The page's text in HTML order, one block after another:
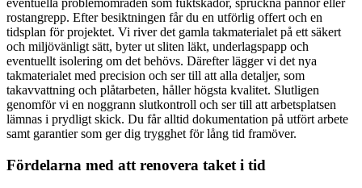
eventuella problemområden som fuktskador, spruckna pannor eller
rostangrepp. Efter besiktningen får du en utförlig offert och en
tidsplan för projektet. Vi river det gamla takmaterialet på ett säkert
och miljövänligt sätt, byter ut sliten läkt, underlagspapp och
eventuellt isolering om det behövs. Därefter lägger vi det nya
takmaterialet med precision och ser till att alla detaljer, som
takavvattning och plåtarbeten, håller högsta kvalitet. Slutligen
genomför vi en noggrann slutkontroll och ser till att arbetsplatsen
lämnas i prydligt skick. Du får alltid dokumentation på utfört arbete
samt garantier som ger dig trygghet för lång tid framöver.
Fördelarna med att renovera taket i tid